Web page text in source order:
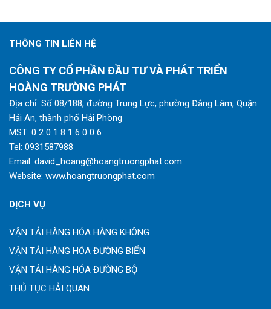
THÔNG TIN LIÊN HỆ
CÔNG TY CỔ PHẦN ĐẦU TƯ VÀ PHÁT TRIỂN
HOÀNG TRƯỜNG PHÁT
Địa chỉ: Số 08/188, đường Trung Lực, phường Đằng Lâm, Quận
Hải An, thành phố Hải Phòng
MST: 0 2 0 1 8 1 6 0 0 6
Tel: 0931587988
Email: david_hoang@hoangtruongphat.com
Website: www.hoangtruongphat.com
DỊCH VỤ
VẬN TẢI HÀNG HÓA HÀNG KHÔNG
VẬN TẢI HÀNG HÓA ĐƯỜNG BIỂN
VẬN TẢI HÀNG HÓA ĐƯỜNG BỘ
THỦ TỤC HẢI QUAN